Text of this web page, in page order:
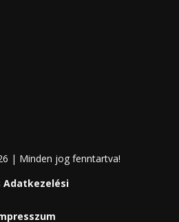
| Minden jog fenntartva!
Adatkezelési